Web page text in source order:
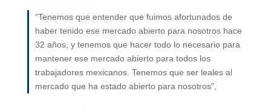
“Tenemos que entender que fuimos afortunados de
haber tenido ese mercado abierto para nosotros hace
32 años, y tenemos que hacer todo lo necesario para
mantener ese mercado abierto para todos los
trabajadores mexicanos. Tenemos que ser leales al
mercado que ha estado abierto para nosotros”,